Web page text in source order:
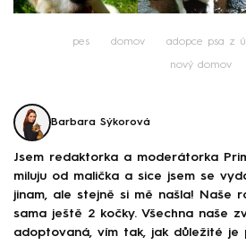
pes domov adopce psa z
nový domov
Barbara Sýkorová
Jsem redaktorka a moderátorka
miluju od malička a sice jsem se
jinam, ale stejně si mě našla! Naše
sama ještě 2 kočky. Všechna naše
adoptovaná, vím tak, jak důležité je